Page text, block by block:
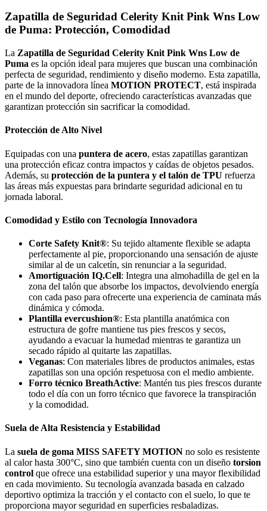
Zapatilla de Seguridad Celerity Knit Pink Wns Low
de Puma: Protección, Comodidad
La Zapatilla de Seguridad Celerity Knit Pink Wns Low de
Puma es la opción ideal para mujeres que buscan una combinación
perfecta de seguridad, rendimiento y diseño moderno. Esta zapatilla,
parte de la innovadora línea MOTION PROTECT, está inspirada
en el mundo del deporte, ofreciendo características avanzadas que
garantizan protección sin sacrificar la comodidad.
Protección de Alto Nivel
Equipadas con una puntera de acero, estas zapatillas garantizan
una protección eficaz contra impactos y caídas de objetos pesados.
Además, su protección de la puntera y el talón de TPU refuerza
las áreas más expuestas para brindarte seguridad adicional en tu
jornada laboral.
Comodidad y Estilo con Tecnología Innovadora
Corte Safety Knit®: Su tejido altamente flexible se adapta
perfectamente al pie, proporcionando una sensación de ajuste
similar al de un calcetín, sin renunciar a la seguridad.
Amortiguación IQ.Cell: Integra una almohadilla de gel en la
zona del talón que absorbe los impactos, devolviendo energía
con cada paso para ofrecerte una experiencia de caminata más
dinámica y cómoda.
Plantilla evercushion®: Esta plantilla anatómica con
estructura de gofre mantiene tus pies frescos y secos,
ayudando a evacuar la humedad mientras te garantiza un
secado rápido al quitarte las zapatillas.
Veganas: Con materiales libres de productos animales, estas
zapatillas son una opción respetuosa con el medio ambiente.
Forro técnico BreathActive: Mantén tus pies frescos durante
todo el día con un forro técnico que favorece la transpiración
y la comodidad.
Suela de Alta Resistencia y Estabilidad
La suela de goma MISS SAFETY MOTION no solo es resistente
al calor hasta 300°C, sino que también cuenta con un diseño torsion
control que ofrece una estabilidad superior y una mayor flexibilidad
en cada movimiento. Su tecnología avanzada basada en calzado
deportivo optimiza la tracción y el contacto con el suelo, lo que te
proporciona mayor seguridad en superficies resbaladizas.